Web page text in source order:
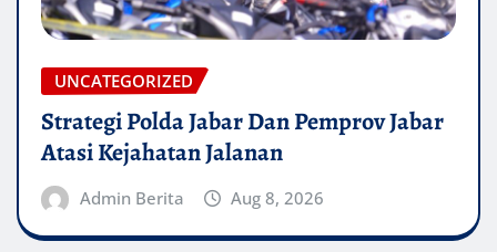
UNCATEGORIZED
Strategi Polda Jabar Dan Pemprov Jabar
Atasi Kejahatan Jalanan
Admin Berita Aug 8, 2026